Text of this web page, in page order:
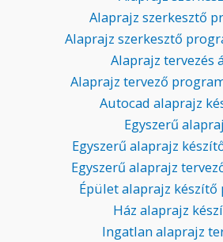
Alaprajz szerkesztő
Alaprajz szerkesztő
Alaprajz tervezés
Alaprajz tervező
Autocad alaprajz
Egyszerű
Egyszerű alaprajz
Egyszerű alaprajz
Épület alaprajz
Ház alaprajz
Ingatlan alaprajz